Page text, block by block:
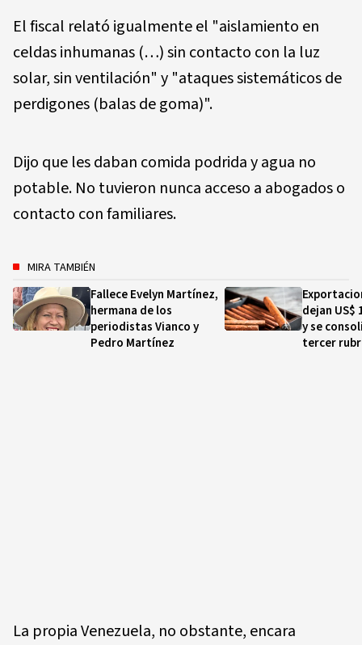
El fiscal relató igualmente el "aislamiento en
celdas inhumanas (…) sin contacto con la luz
solar, sin ventilación" y "ataques sistemáticos de
perdigones (balas de goma)".
Dijo que les daban comida podrida y agua no
potable. No tuvieron nunca acceso a abogados o
contacto con familiares.
MIRA TAMBIÉN
Fallece Evelyn Martínez,
hermana de los
periodistas Vianco y
Pedro Martínez
dejan US$
y se
tercer
La propia Venezuela, no obstante, encara